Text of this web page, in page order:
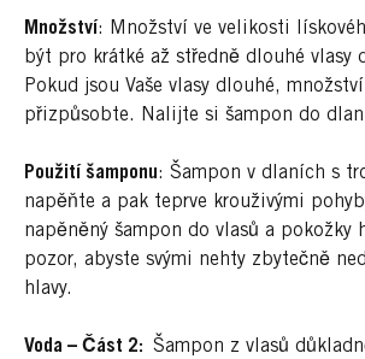
Množství: Množství ve velikosti
být pro krátké až středně dlouhé vlasy
Pokud jsou Vaše vlasy dlouhé,
přizpůsobte. Nalijte si šampon do
Použití šamponu: Šampon v dlaních s
napěňte a pak teprve krouživými
napěněný šampon do vlasů a pokožky
pozor, abyste svými nehty zbytečně
hlavy.
Voda – Část 2: Šampon z vlasů